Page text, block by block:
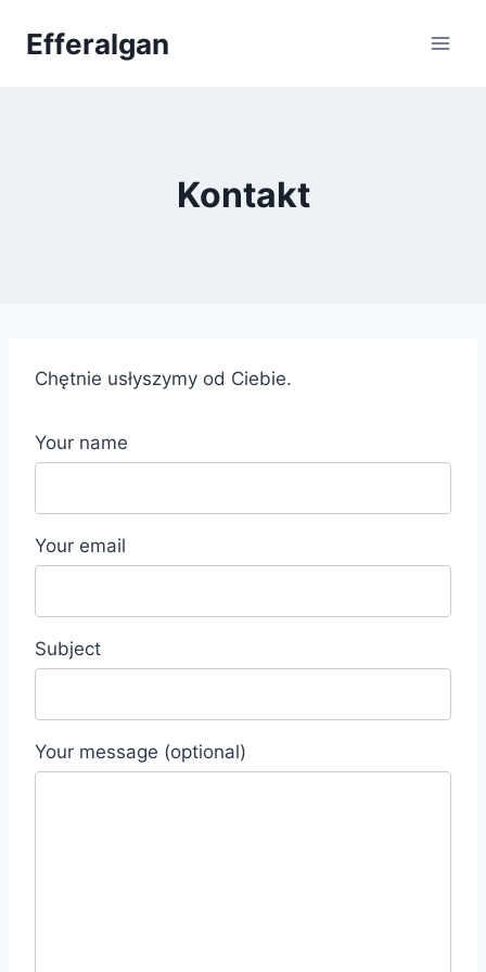
Efferalgan
Kontakt
Chętnie usłyszymy od Ciebie.
Your name
Your email
Subject
Your message (optional)